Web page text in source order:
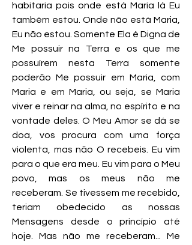
habitaria pois onde está Maria lá Eu
também estou. Onde não está Maria,
Eu não estou. Somente Ela é Digna de
Me possuir na Terra e os que me
possuírem nesta Terra somente
poderão Me possuir em Maria, com
Maria e em Maria, ou seja, se Maria
viver e reinar na alma, no espírito e na
vontade deles. O Meu Amor se dá se
doa, vos procura com uma força
violenta, mas não O recebeis. Eu vim
para o que era meu. Eu vim para o Meu
povo, mas os meus não me
receberam. Se tivessem me recebido,
teriam obedecido as nossas
Mensagens desde o princípio até
hoje. Mas não me receberam... Me